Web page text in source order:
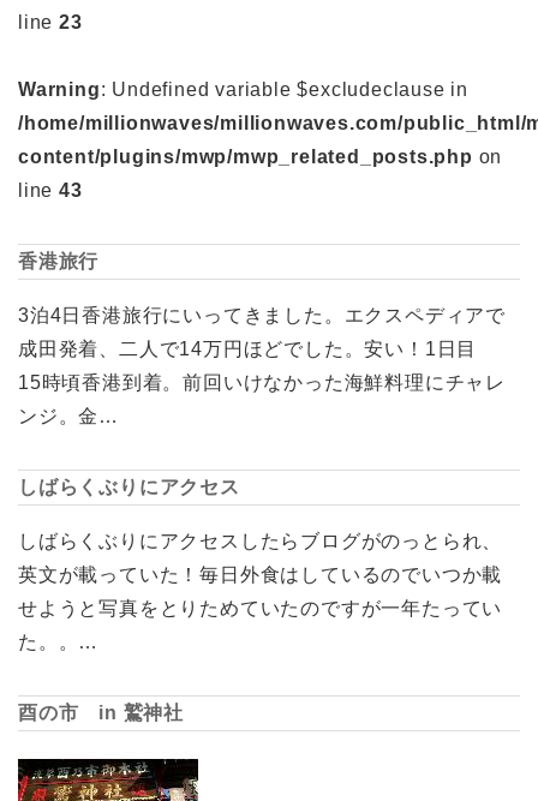
line 23
Warning: Undefined variable $excludeclause in
/home/millionwaves/millionwaves.com/public_html/
content/plugins/mwp/mwp_related_posts.php on
line 43
香港旅行
3泊4日香港旅行にいってきました。エクスペディアで
成田発着、二人で14万円ほどでした。安い！1日目
15時頃香港到着。前回いけなかった海鮮料理にチャレ
ンジ。金…
しばらくぶりにアクセス
しばらくぶりにアクセスしたらブログがのっとられ、
英文が載っていた！毎日外食はしているのでいつか載
せようと写真をとりためていたのですが一年たってい
た。。…
酉の市 in 鷲神社